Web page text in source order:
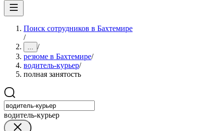
Поиск сотрудников в Бахтемире
/
... /
резюме в Бахтемире/
водитель-курьер/
полная занятость
водитель-курьер